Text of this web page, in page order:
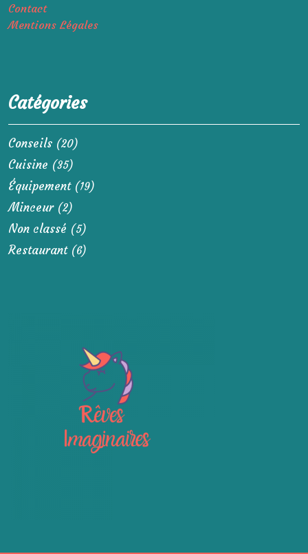
Contact
Mentions Légales
Catégories
Conseils (20)
Cuisine (35)
Équipement(19)
Minceur(2)
Non classé (5)
Restaurant(6)